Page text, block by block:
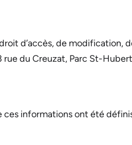
d’accès, de modification,
du Creuzat, Parc St-
informations ont été